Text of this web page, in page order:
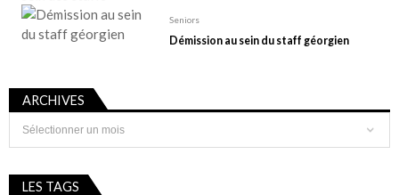
Seniors
Démission au sein du staff géorgien
ARCHIVES
Archives
LES TAGS